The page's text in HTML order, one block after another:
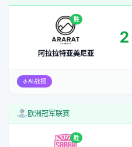
胜
阿拉拉特亚美尼亚
2:
AI战报
欧洲冠军联赛
胜